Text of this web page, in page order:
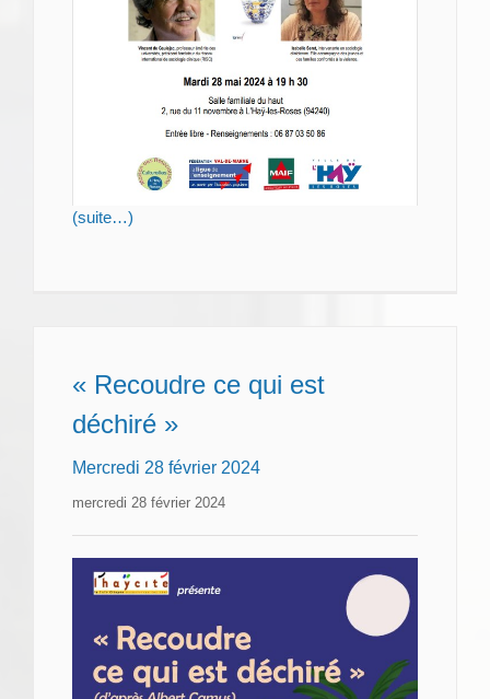
(suite…)
« Recoudre ce qui est
déchiré »
Mercredi 28 février 2024
mercredi 28 février 2024